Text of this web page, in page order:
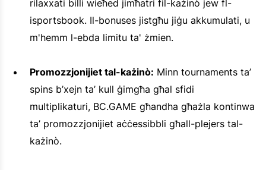
rilaxxati billi wieħed jimħatri fil-każinò jew fl-
isportsbook. Il-bonuses jistgħu jiġu akkumulati, u
m'hemm l-ebda limitu ta' żmien.
Promozzjonijiet tal-każinò: Minn tournaments ta’
spins b’xejn ta’ kull ġimgħa għal sfidi
multiplikaturi, BC.GAME għandha għażla kontinwa
ta’ promozzjonijiet aċċessibbli għall-plejers tal-
każinò.